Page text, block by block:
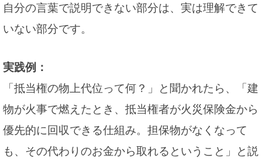
自分の言葉で説明できない部分は、実は理解できて
いない部分です。
実践例：
「抵当権の物上代位って何？」と聞かれたら、「建
物が火事で燃えたとき、抵当権者が火災保険金から
優先的に回収できる仕組み。担保物がなくなって
も、その代わりのお金から取れるということ」と説